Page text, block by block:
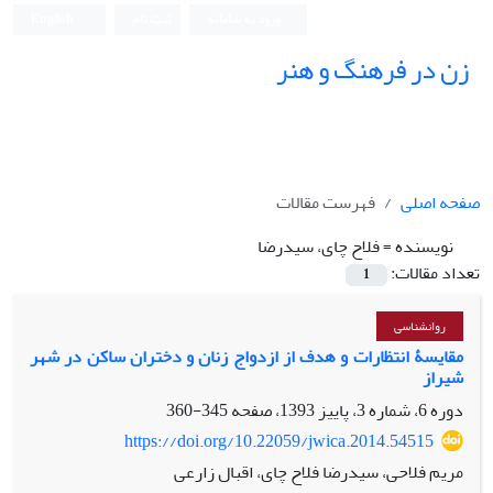
زن در فرهنگ و هنر
صفحه اصلی
فهرست مقالات
نویسنده =فلاح چای، سیدرضا
تعداد مقالات:
1
روانشناسی
مقایسۀ انتظارات و هدف از ازدواج زنان و دختران ساکن در شهر
شیراز
دوره 6، شماره 3، پاییز 1393، صفحه
345-360
https://doi.org/10.22059/jwica.2014.54515
مریم فلاحی، سیدرضا فلاح چای، اقبال زارعی